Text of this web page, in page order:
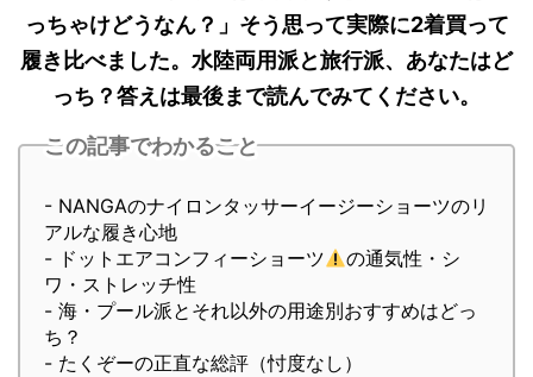
っちゃけどうなん？」そう思って実際に2着買って
履き比べました。水陸両用派と旅行派、あなたはど
っち？答えは最後まで読んでみてください。
この記事でわかること
- NANGAのナイロンタッサーイージーショーツのリ
アルな履き心地
- ドットエアコンフィーショーツ
の通気性・シ
ワ・ストレッチ性
- 海・プール派とそれ以外の用途別おすすめはどっ
ち？
- たくぞーの正直な総評（忖度なし）